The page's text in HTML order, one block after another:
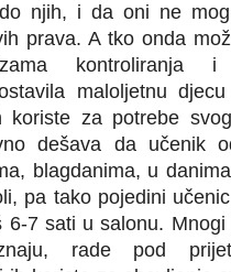
njih, i da oni ne
prava. A tko onda
kontroliranja i
maloljetnu
koriste za potrebe
dešava da učenik
blagdanima, u
pa tako pojedini
7 sati u salonu.
rade pod